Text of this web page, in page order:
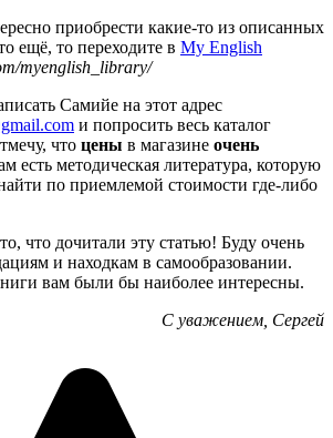
приобрести какие-то из описанных
ещё, то переходите в My English
myenglish_library/
Самийе на этот адрес
и попросить весь каталог
что цены в магазине очень
есть методическая литература, которую
по приемлемой стоимости где-либо
что дочитали эту статью! Буду очень
и находкам в самообразовании.
вам были бы наиболее интересны.
С уважением, Сергей